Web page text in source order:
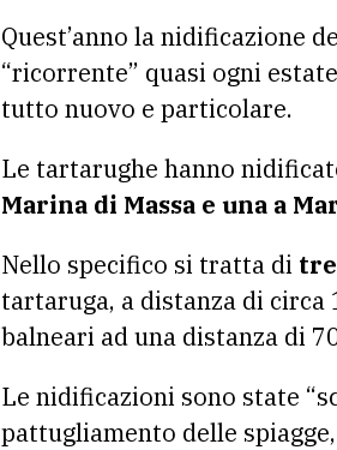
Quest’anno la nidificazione
“ricorrente” quasi ogni
tutto nuovo e particolare.
Le tartarughe hanno
Marina di Massa e una a
Nello specifico si tratta di
tartaruga, a distanza di
balneari ad una distanza di
Le nidificazioni sono state
pattugliamento delle